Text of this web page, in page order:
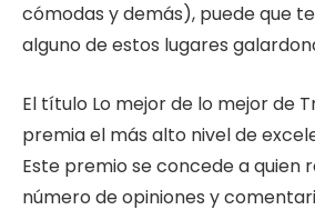
cómodas y demás), puede que
alguno de estos lugares
El título Lo mejor de lo mejor de
premia el más alto nivel de
Este premio se concede a quien
número de opiniones y